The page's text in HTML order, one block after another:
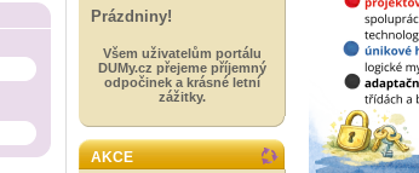
Prázdniny!
Všem uživatelům portálu
DUMy.cz přejeme příjemný
odpočinek a krásné letní
zážitky.
AKCE